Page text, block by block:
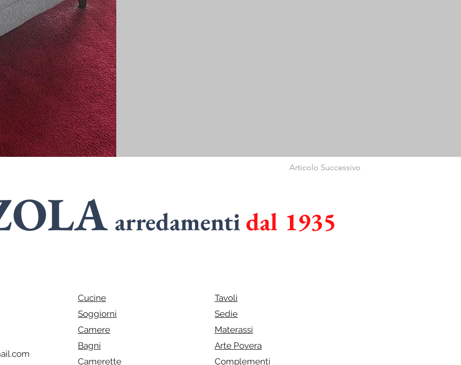
Articolo Successivo
arredamentidal 1935
Cucine
Soggiorni
Camere
Bagni
Camerette
Tavoli
Sedie
Materassi
Arte Povera
Complementi